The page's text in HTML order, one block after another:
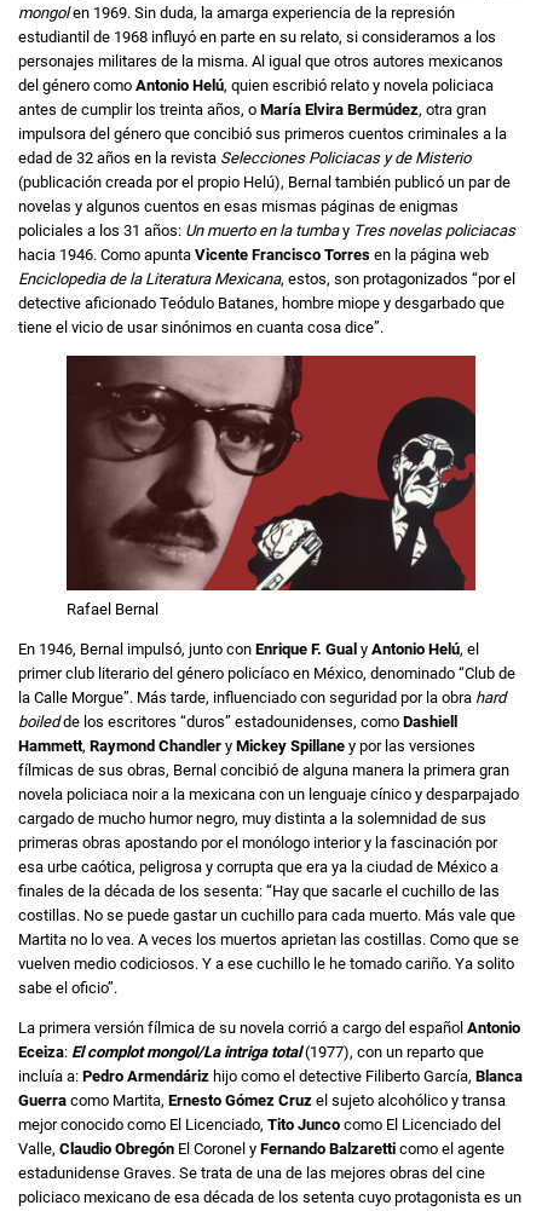
mongolen 1969. Sin duda, la amarga experiencia de la represión
estudiantil de 1968 influyó en parte en su relato, si consideramos a los
personajes militares de la misma. Al igual que otros autores mexicanos
del género como Antonio Helú, quien escribió relato y novela policiaca
antes de cumplir los treinta años, o María Elvira Bermúdez, otra gran
impulsora del género que concibió sus primeros cuentos criminales a la
edad de 32 años en la revista Selecciones Policiacas y de Misterio
(publicación creada por el propio Helú), Bernal también publicó un par de
novelas y algunos cuentos en esas mismas páginas de enigmas
policiales a los 31 años: Un muerto en la tumbay Tres novelas policiacas
hacia 1946. Como apunta Vicente Francisco Torres en la página web
Enciclopedia de la Literatura Mexicana, estos, son protagonizados “por el
detective aficionado Teódulo Batanes, hombre miope y desgarbado que
tiene el vicio de usar sinónimos en cuanta cosa dice”.
Rafael Bernal
En 1946, Bernal impulsó, junto con Enrique F. Gual y Antonio Helú, el
primer club literario del género policíaco en México, denominado “Club de
la Calle Morgue”. Más tarde, influenciado con seguridad por la obra hard
boiledde los escritores “duros” estadounidenses, como Dashiell
Hammett, Raymond Chandler y Mickey Spillane y por las versiones
fílmicas de sus obras, Bernal concibió de alguna manera la primera gran
novela policiaca noir a la mexicana con un lenguaje cínico y desparpajado
cargado de mucho humor negro, muy distinta a la solemnidad de sus
primeras obras apostando por el monólogo interior y la fascinación por
esa urbe caótica, peligrosa y corrupta que era ya la ciudad de México a
finales de la década de los sesenta: “Hay que sacarle el cuchillo de las
costillas. No se puede gastar un cuchillo para cada muerto. Más vale que
Martita no lo vea. A veces los muertos aprietan las costillas. Como que se
vuelven medio codiciosos. Y a ese cuchillo le he tomado cariño. Ya solito
sabe el oficio”.
La primera versión fílmica de su novela corrió a cargo del español Antonio
Eceiza: El complot mongol/La intriga total(1977), con un reparto que
incluía a: Pedro Armendáriz hijo como el detective Filiberto García, Blanca
Guerra como Martita, Ernesto Gómez Cruz el sujeto alcohólico y transa
mejor conocido como El Licenciado, Tito Junco como El Licenciado del
Valle, Claudio Obregón El Coronel y Fernando Balzaretti como el agente
estadunidense Graves. Se trata de una de las mejores obras del cine
policiaco mexicano de esa década de los setenta cuyo protagonista es un